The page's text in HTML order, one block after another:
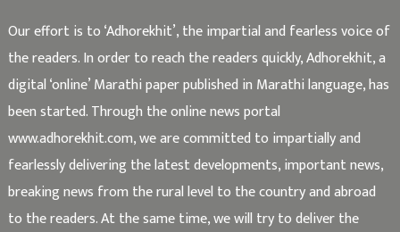
Our effort is to ‘Adhorekhit’, the impartial and fearless voice of
the readers. In order to reach the readers quickly, Adhorekhit, a
digital ‘online’ Marathi paper published in Marathi language, has
been started. Through the online news portal
www.adhorekhit.com, we are committed to impartially and
fearlessly delivering the latest developments, important news,
breaking news from the rural level to the country and abroad
to the readers. At the same time, we will try to deliver the